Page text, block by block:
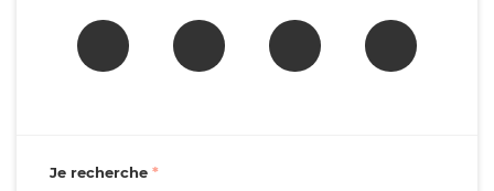
Je recherche